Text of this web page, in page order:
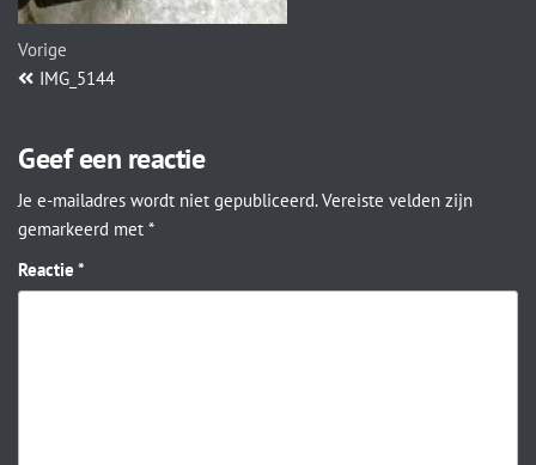
Vorige
IMG_5144
Geef een reactie
Je e-mailadres wordt niet gepubliceerd. Vereiste velden zijn
gemarkeerd met *
Reactie *